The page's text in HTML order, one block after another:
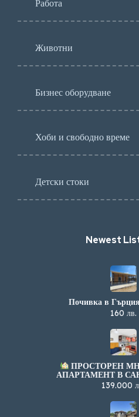
Работа
Животни
Бизнес оборудване
Хоби и свободно време
Детски стоки
Newest
Почивка в
160 лв.
ПРОСТОРЕН
АПАРТАМЕНТ В
139.000